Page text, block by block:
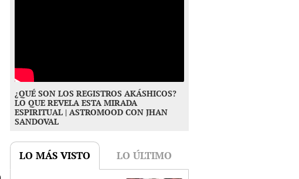
¿QUÉ SON LOS REGISTROS AKÁSHICOS?
LO QUE REVELA ESTA MIRADA
ESPIRITUAL | ASTROMOOD CON JHAN
SANDOVAL
LO MÁS VISTO LO ÚLTIMO